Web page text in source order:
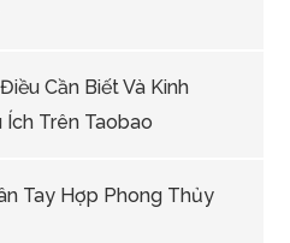
Cần Biết Và Kinh
Ích Trên Taobao
Tay Hợp Phong Thủy